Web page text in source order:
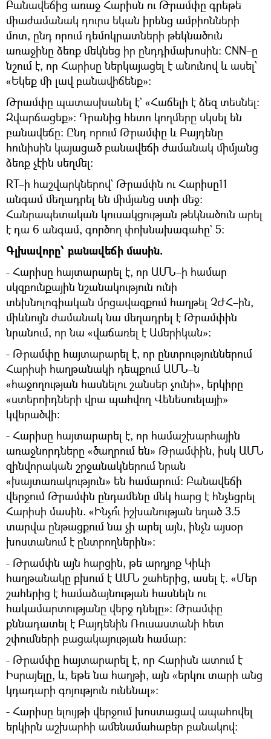
Բանավեճից առաջ Հարիսն ու Թրամփը գրեթե
միաժամանակ դուրս եկան իրենց ամբիոնների
մոտ, ընդ որում դեմոկրատների թեկնածուն
առաջինը ձեռք մեկնեց իր ընդդիմախոսին։ CNN–ը
նշում է, որ Հարիսը ներկայացել է անունով և ասել`
«Եկեք մի լավ բանավիճենք»։
Թրամփը պատասխանել է` «Հաճելի է ձեզ տեսնել։
Զվարճացեք»։ Դրանից հետո կողմերը սկսել են
բանավեճը։ Ընդ որում Թրամփը և Բայդենը
հունիսին կայացած բանավեճի ժամանակ միմյանց
ձեռք չէին սեղմել։
RT–ի հաշվարկներով` Թրամփն ու Հարիսը11
անգամ մեղադրել են միմյանց ստի մեջ։
Հանրապետական կուսակցության թեկնածուն արել
է դա 6 անգամ, գործող փոխնախագահը` 5։
Գլխավորը՝ բանավեճի մասին.
- Հարիսը հայտարարել է, որ ԱՄՆ–ի համար
սկզբունքային նշանակություն ունի
տեխնոլոգիական մրցավազքում հաղթել ՉԺՀ–ին,
միևնույն ժամանակ նա մեղադրել է Թրամփին
նրանում, որ նա «վաճառել է Ամերիկան»։
- Թրամփը հայտարարել է, որ ընտրություններում
Հարիսի հաղթանակի դեպքում ԱՄՆ–ն
«հաջողության հասնելու շանսեր չունի», երկիրը
«ստերոիդների վրա պահվող Վենեսուելայի»
կվերածվի։
- Հարիսը հայտարարել է, որ համաշխարհային
առաջնորդները «ծաղրում են» Թրամփին, իսկ ԱՄՆ
զինվորական շրջանակներում նրան
«խայտառակություն» են համարում։ Բանավեճի
վերջում Թրամփն ընդամենը մեկ հարց է հնչեցրել
Հարիսի մասին. «Ինչո՞ւ իշխանության եղած 3.5
տարվա ընթացքում նա չի արել այն, ինչն այսօր
խոստանում է ընտրողներին»։
- Թրամփն այն հարցին, թե արդյոք Կիևի
հաղթանակը բխում է ԱՄՆ շահերից, ասել է. «Մեր
շահերից է համաձայնության հասնելն ու
հակամարտությանը վերջ դնելը»։ Թրամփը
քննադատել է Բայդենին Ռուսաստանի հետ
շփումների բացակայության համար։
- Թրամփը հայտարարել է, որ Հարիսն ատում է
Իսրայելը, և, եթե նա հաղթի, այն «երկու տարի անց
կդադարի գոյություն ունենալ»։
- Հարիսը ելույթի վերջում խոստացավ ապահովել
երկիրն աշխարհի ամենամահաբեր բանակով։